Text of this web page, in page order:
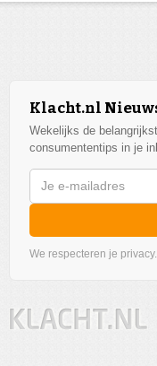
Klacht.nl
Wekelijks de
consumententips in je
We respecteren je